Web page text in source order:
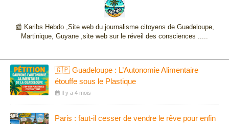
📰 Karibs Hebdo ,Site web du journalisme citoyens de Guadeloupe,
Martinique, Guyane ,site web sur le réveil des consciences .....
🇬🇵 Guadeloupe : L’Autonomie Alimentaire
étouffe sous le Plastique
Il y a 4 mois
Paris : faut-il cesser de vendre le rêve pour enfin